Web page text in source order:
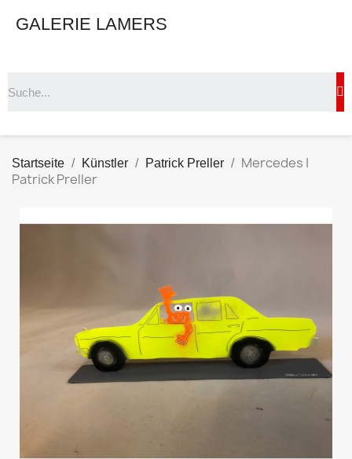
GALERIE LAMERS
Startseite Künstler Patrick Preller
Mercedes |
Patrick Preller